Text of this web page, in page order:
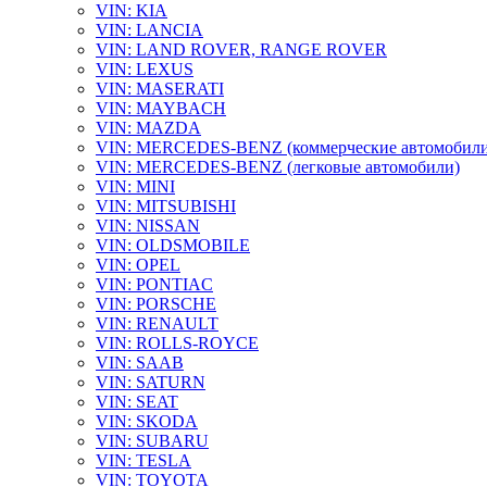
VIN: KIA
VIN: LANCIA
VIN: LAND ROVER, RANGE ROVER
VIN: LEXUS
VIN: MASERATI
VIN: MAYBACH
VIN: MAZDA
VIN: MERCEDES-BENZ (коммерческие
VIN: MERCEDES-BENZ (легковые автомобили)
VIN: MINI
VIN: MITSUBISHI
VIN: NISSAN
VIN: OLDSMOBILE
VIN: OPEL
VIN: PONTIAC
VIN: PORSCHE
VIN: RENAULT
VIN: ROLLS-ROYCE
VIN: SAAB
VIN: SATURN
VIN: SEAT
VIN: SKODA
VIN: SUBARU
VIN: TESLA
VIN: TOYOTA